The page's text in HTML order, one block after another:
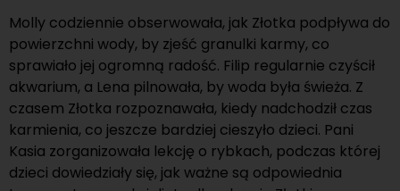
Molly codziennie obserwowała, jak Złotka podpływa do
powierzchni wody, by zjeść granulki karmy, co
sprawiało jej ogromną radość. Filip regularnie czyścił
akwarium, a Lena pilnowała, by woda była świeża. Z
czasem Złotka rozpoznawała, kiedy nadchodził czas
karmienia, co jeszcze bardziej cieszyło dzieci. Pani
Kasia zorganizowała lekcję o rybkach, podczas której
dzieci dowiedziały się, jak ważne są odpowiednia